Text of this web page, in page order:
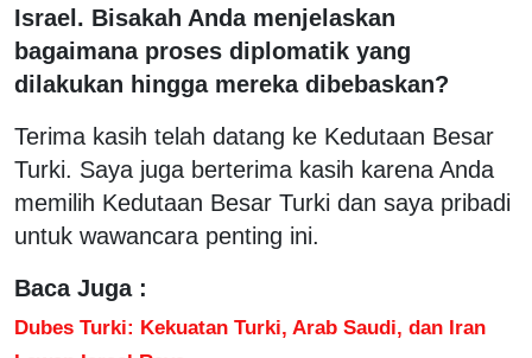
Israel. Bisakah Anda menjelaskan
bagaimana proses diplomatik yang
dilakukan hingga mereka dibebaskan?
Terima kasih telah datang ke Kedutaan Besar
Turki. Saya juga berterima kasih karena Anda
memilih Kedutaan Besar Turki dan saya pribadi
untuk wawancara penting ini.
Baca Juga :
Dubes Turki: Kekuatan Turki, Arab Saudi, dan Iran